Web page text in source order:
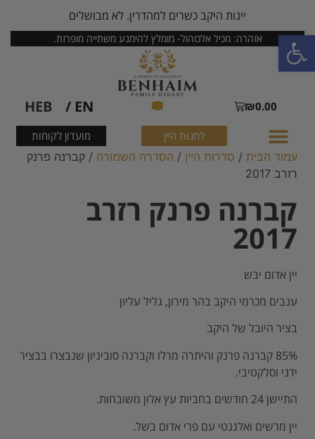
פתח סרגל נגישות
יינות היקב כשרים למהדרין. לא מבושלים
אזהרה: מכיל אלכוהול- מומלץ להימנע משתייה מופרזת.
₪0.00
EN /
HEB
לחנות היין
מועדון לקוחות
עמוד הבית / סדרות היין / הסדרה השמורה / קברנה פרנק
רזרב 2017
קברנה פרנק רזרב
2017
יין אדום יבש
ענבים מכרמי היקב בהר מירון, גליל עליון
בציר היובל של היקב
85% קברנה פרנק והיתרה מרלו וקברנה סוביניון שנבצרו בבציר
ידני וסלקטיבי.
התיישן 24 חודשים בחביות עץ אלון משובחות.
יין מרשים ואלגנטי עם פרי אדום בשל.